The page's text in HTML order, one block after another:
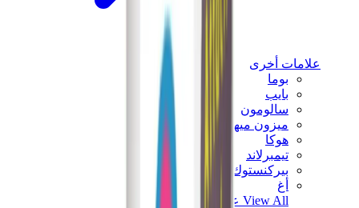
علامات أخرى
بوما
بايب
سالومون
ميزون ميهارا
هوكا
تيمبرلاند
بيركنستوك
أغ
View All علامات أخرى